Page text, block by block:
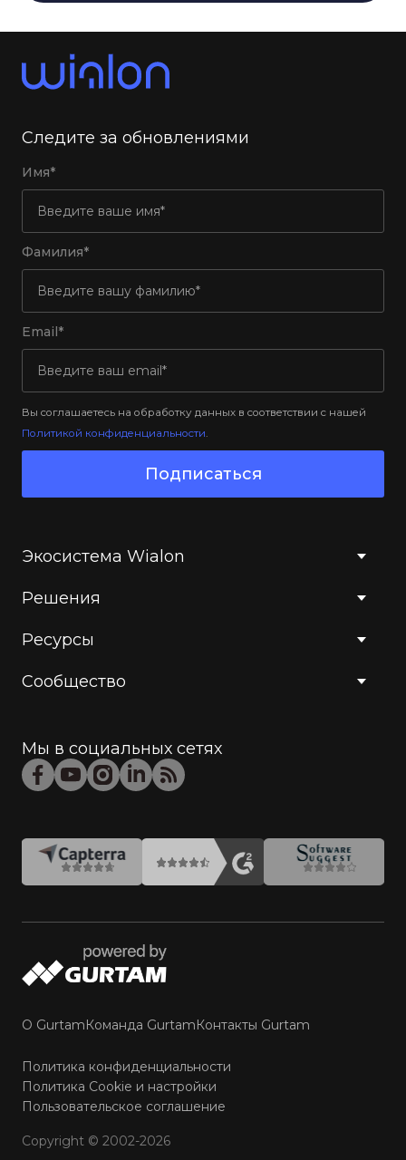
Следите за обновлениями
Имя*
Фамилия*
Email*
Вы соглашаетесь на обработку данных в соответствии с нашей
Политикой конфиденциальности.
Подписаться
Экосистема Wialon
Решения
Ресурсы
Сообщество
Мы в социальных сетях
О GurtamКоманда GurtamКонтакты Gurtam
Политика конфиденциальности
Политика Cookie и настройки
Пользовательское соглашение
Copyright © 2002-2026